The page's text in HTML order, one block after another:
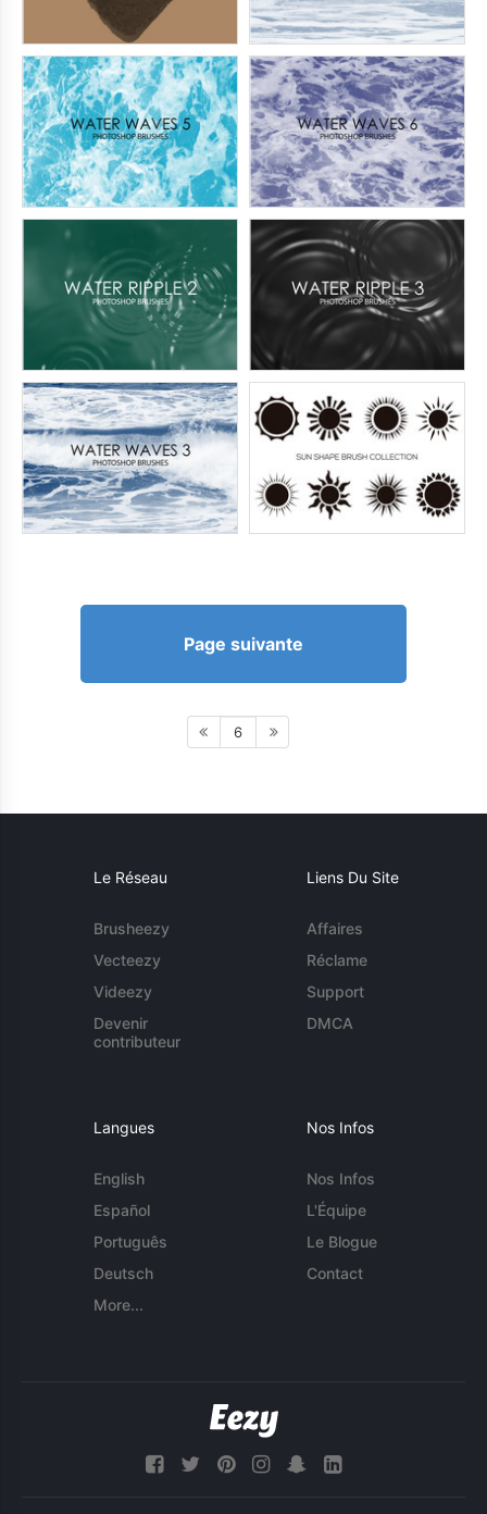
Page suivante
6
Le Réseau
Brusheezy
Vecteezy
Videezy
Devenir
contributeur
Liens Du Site
Affaires
Réclame
Support
DMCA
Langues
English
Español
Português
Deutsch
More...
Nos Infos
Nos Infos
L'Équipe
Le Blogue
Contact